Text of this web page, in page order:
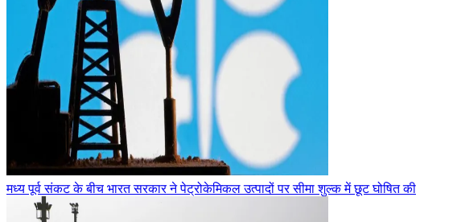
मध्य पूर्व संकट के बीच भारत सरकार ने पेट्रोकेमिकल उत्पादों पर सीमा शुल्क में छूट घोषित की